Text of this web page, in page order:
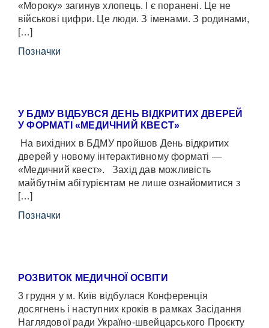
«Мороку» загинув хлопець. І є поранені. Це не
військові цифри. Це люди. З іменами. З родинами,
[…]
Позначки
У БДМУ ВІДБУВСЯ ДЕНЬ ВІДКРИТИХ ДВЕРЕЙ
У ФОРМАТІ «МЕДИЧНИЙ КВЕСТ»
На вихідних в БДМУ пройшов День відкритих
дверей у новому інтерактивному форматі —
«Медичний квест». Захід дав можливість
майбутнім абітурієнтам не лише ознайомитися з
[…]
Позначки
РОЗВИТОК МЕДИЧНОЇ ОСВІТИ
3 грудня у м. Київ відбулася Конференція
досягнень і наступних кроків в рамках Засідання
Наглядової ради Україно-швейцарського Проєкту